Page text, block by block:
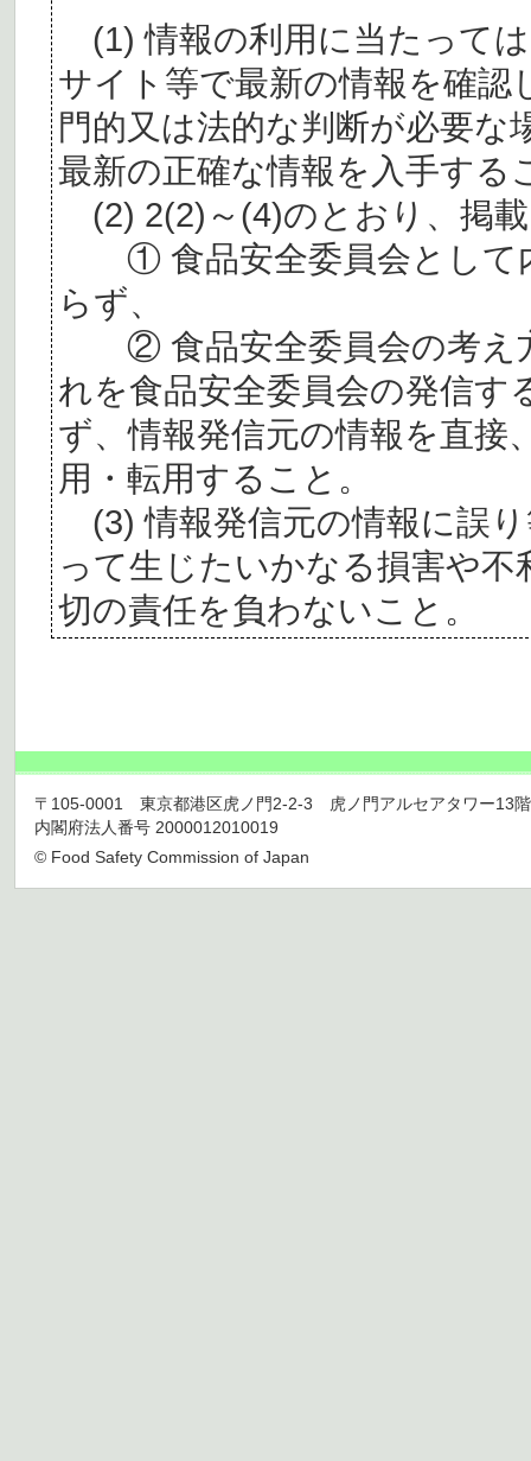
(1) 情報の利用に当たって
サイト等で最新の情報を確認
門的又は法的な判断が必要
最新の正確な情報を入手する
(2) 2(2)～(4)のとおり、掲
① 食品安全委員会として
らず、
② 食品安全委員会の考え
れを食品安全委員会の発信す
ず、情報発信元の情報を直接
用・転用すること。
(3) 情報発信元の情報に誤
って生じたいかなる損害や
切の責任を負わないこと。
〒105-0001 東京都港区虎ノ門2-2-3 虎ノ門アルセアタワー13
内閣府法人番号 2000012010019
© Food Safety Commission of Japan